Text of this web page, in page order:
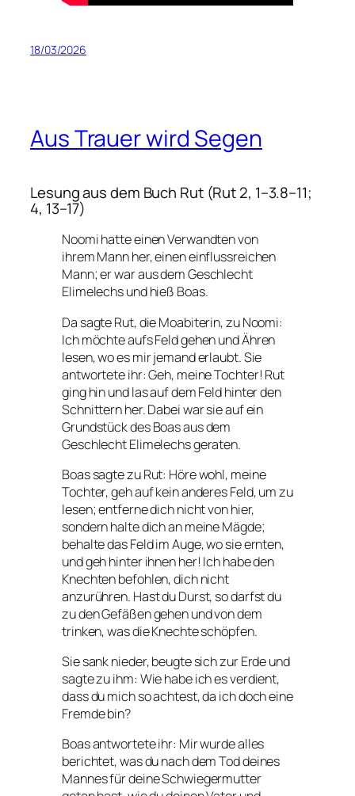
18/03/2026
Aus Trauer wird Segen
Lesung aus dem Buch Rut (Rut 2, 1–3.8–11;
4, 13–17)
Noomi hatte einen Verwandten von
ihrem Mann her, einen einflussreichen
Mann; er war aus dem Geschlecht
Elimelechs und hieß Boas.
Da sagte Rut, die Moabiterin, zu Noomi:
Ich möchte aufs Feld gehen und Ähren
lesen, wo es mir jemand erlaubt. Sie
antwortete ihr: Geh, meine Tochter! Rut
ging hin und las auf dem Feld hinter den
Schnittern her. Dabei war sie auf ein
Grundstück des Boas aus dem
Geschlecht Elimelechs geraten.
Boas sagte zu Rut: Höre wohl, meine
Tochter, geh auf kein anderes Feld, um zu
lesen; entferne dich nicht von hier,
sondern halte dich an meine Mägde;
behalte das Feld im Auge, wo sie ernten,
und geh hinter ihnen her! Ich habe den
Knechten befohlen, dich nicht
anzurühren. Hast du Durst, so darfst du
zu den Gefäßen gehen und von dem
trinken, was die Knechte schöpfen.
Sie sank nieder, beugte sich zur Erde und
sagte zu ihm: Wie habe ich es verdient,
dass du mich so achtest, da ich doch eine
Fremde bin?
Boas antwortete ihr: Mir wurde alles
berichtet, was du nach dem Tod deines
Mannes für deine Schwiegermutter